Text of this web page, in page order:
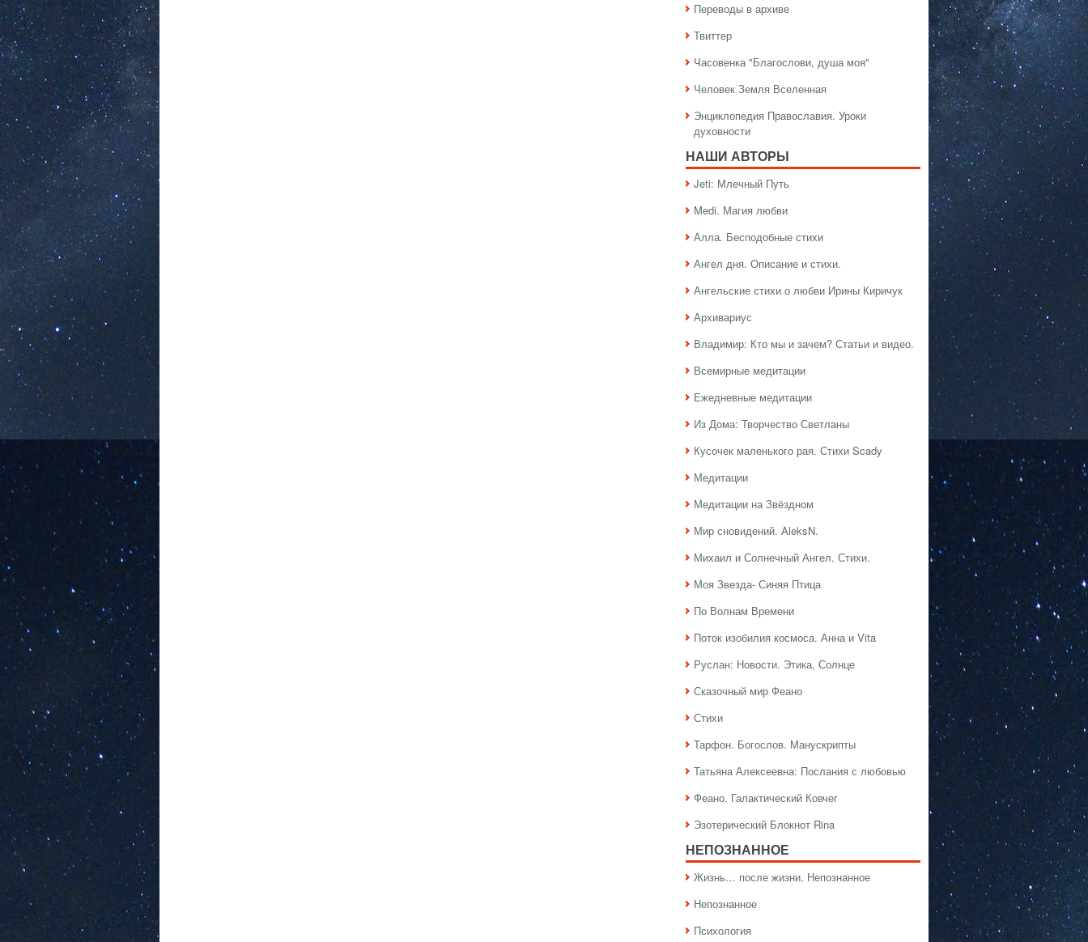
Переводы в архиве
Твиттер
Часовенка "Благослови, душа моя"
Человек Земля Вселенная
Энциклопедия Православия. Уроки
духовности
НАШИ АВТОРЫ
Jeti: Млечный Путь
Medi. Магия любви
Алла. Бесподобные стихи
Ангел дня. Описание и стихи.
Ангельские стихи о любви Ирины Киричук
Архивариус
Владимир: Кто мы и зачем? Статьи и видео.
Всемирные медитации
Ежедневные медитации
Из Дома: Творчество Светланы
Кусочек маленького рая. Стихи Scady
Медитации
Медитации на Звёздном
Мир сновидений. AleksN.
Михаил и Солнечный Ангел. Стихи.
Моя Звезда- Синяя Птица
По Волнам Времени
Поток изобилия космоса. Анна и Vita
Руслан: Новости. Этика, Солнце
Сказочный мир Феано
Стихи
Тарфон. Богослов. Манускрипты
Татьяна Алексеевна: Послания с любовью
Феано. Галактический Ковчег
Эзотерический Блокнот Rina
НЕПОЗНАННОЕ
Жизнь… после жизни. Непознанное
Непознанное
Психология